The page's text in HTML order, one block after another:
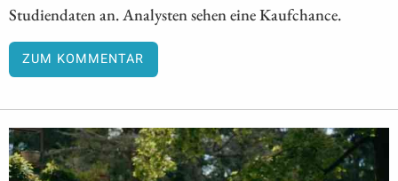
Studiendaten an. Analysten sehen eine Kaufchance.
ZUM KOMMENTAR